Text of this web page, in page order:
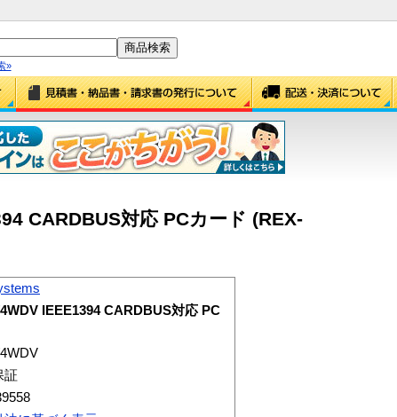
»
CARDBUS対応 PCカード (REX-
IEEE1394 CARDBUS対応 PC
証